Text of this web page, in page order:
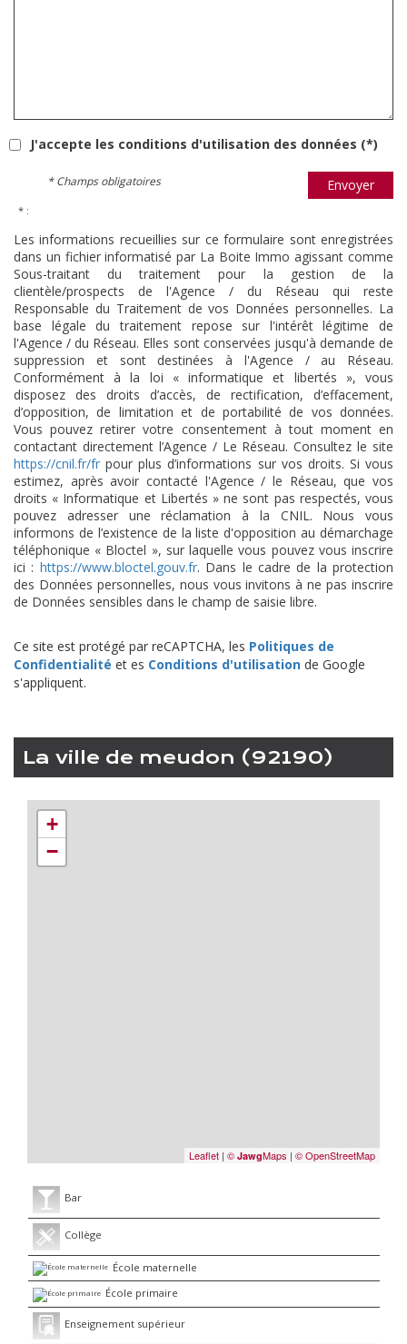
J'accepte les conditions d'utilisation des données (*)
Envoyer
* Champs obligatoires
* :
Les informations recueillies sur ce formulaire sont enregistrées
dans un fichier informatisé par La Boite Immo agissant comme
Sous-traitant du traitement pour la gestion de la
clientèle/prospects de l'Agence / du Réseau qui reste
Responsable du Traitement de vos Données personnelles. La
base légale du traitement repose sur l'intérêt légitime de
l'Agence / du Réseau. Elles sont conservées jusqu'à demande de
suppression et sont destinées à l'Agence / au Réseau.
Conformément à la loi « informatique et libertés », vous
disposez des droits d’accès, de rectification, d’effacement,
d’opposition, de limitation et de portabilité de vos données.
Vous pouvez retirer votre consentement à tout moment en
contactant directement l’Agence / Le Réseau. Consultez le site
https://cnil.fr/fr pour plus d’informations sur vos droits. Si vous
estimez, après avoir contacté l'Agence / le Réseau, que vos
droits « Informatique et Libertés » ne sont pas respectés, vous
pouvez adresser une réclamation à la CNIL. Nous vous
informons de l’existence de la liste d'opposition au démarchage
téléphonique « Bloctel », sur laquelle vous pouvez vous inscrire
ici : https://www.bloctel.gouv.fr. Dans le cadre de la protection
des Données personnelles, nous vous invitons à ne pas inscrire
de Données sensibles dans le champ de saisie libre.
Ce site est protégé par reCAPTCHA, les Politiques de
Confidentialité et es Conditions d'utilisation de Google
s'appliquent.
la ville de meudon (92190)
+
−
Leaflet | © JawgMaps | © OpenStreetMap
Bar
Collège
École maternelle
École primaire
Enseignement supérieur